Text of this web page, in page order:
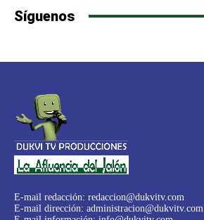
Síguenos
E-mail redacción: redaccion@dukvitv.com
E-mail dirección: administracion@dukvitv.com